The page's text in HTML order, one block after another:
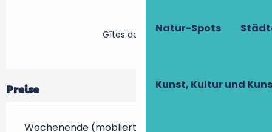
Natur-Spots
Kunst, Kultur und
Gîtes de France
Preise
Wochenende (möbliert)